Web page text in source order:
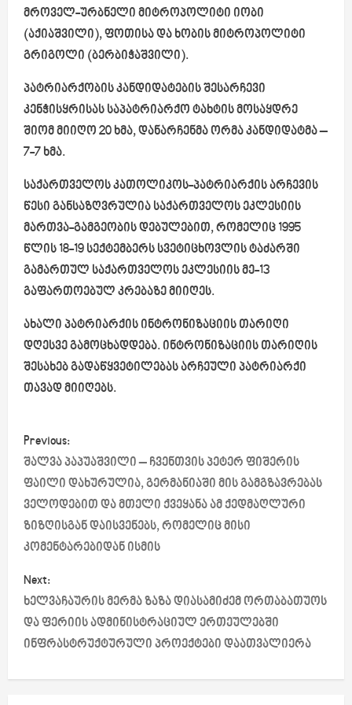
მროველ-ურბნელი მიტროპოლიტი იობი
(აქიაშვილი), ფოთისა და ხობის მიტროპოლიტი
გრიგოლი (ბერბიჭაშვილი).
პატრიარქობის კანდიდატების შესარჩევი
კენჭისყრისას საპატრიარქო ტახტის მოსაყდრე
შიომ მიიღო 20 ხმა, დანარჩენმა ორმა კანდიდატმა –
7-7 ხმა.
საქართველოს კათოლიკოს-პატრიარქის არჩევის
წესი განსაზღვრულია საქართველოს ეკლესიის
მართვა-გამგეობის დებულებით, რომელიც 1995
წლის 18-19 სექტემბერს სვეტიცხოვლის ტაძარში
გამართულ საქართველოს ეკლესიის მე-13
გაფართოებულ კრებაზე მიიღეს.
ახალი პატრიარქის ინტრონიზაციის თარიღი
დღესვე გამოცხადდება. ინტრონიზაციის თარიღის
შესახებ გადაწყვეტილებას არჩეული პატრიარქი
თავად მიიღებს.
P
o
s
t
a
v
Previous:
შალვა პაპუაშვილი – ჩვენთვის პეტერ ფიშერის
ფაილი დახურულია, გერმანიაში მის გამგზავრებას
ველოდებით და მთელი ქვეყანა ამ ქედმაღლური
ზიზღისგან დაისვენებს, რომელიც მისი
კომენტარებიდან ისმის
Next:
ხელვაჩაურის მერმა ზაზა დიასამიძემ ორთაბათუოს
და ფერიის ადმინისტრაციულ ერთეულებში
ინფრასტრუქტურული პროექტები დაათვალიერა